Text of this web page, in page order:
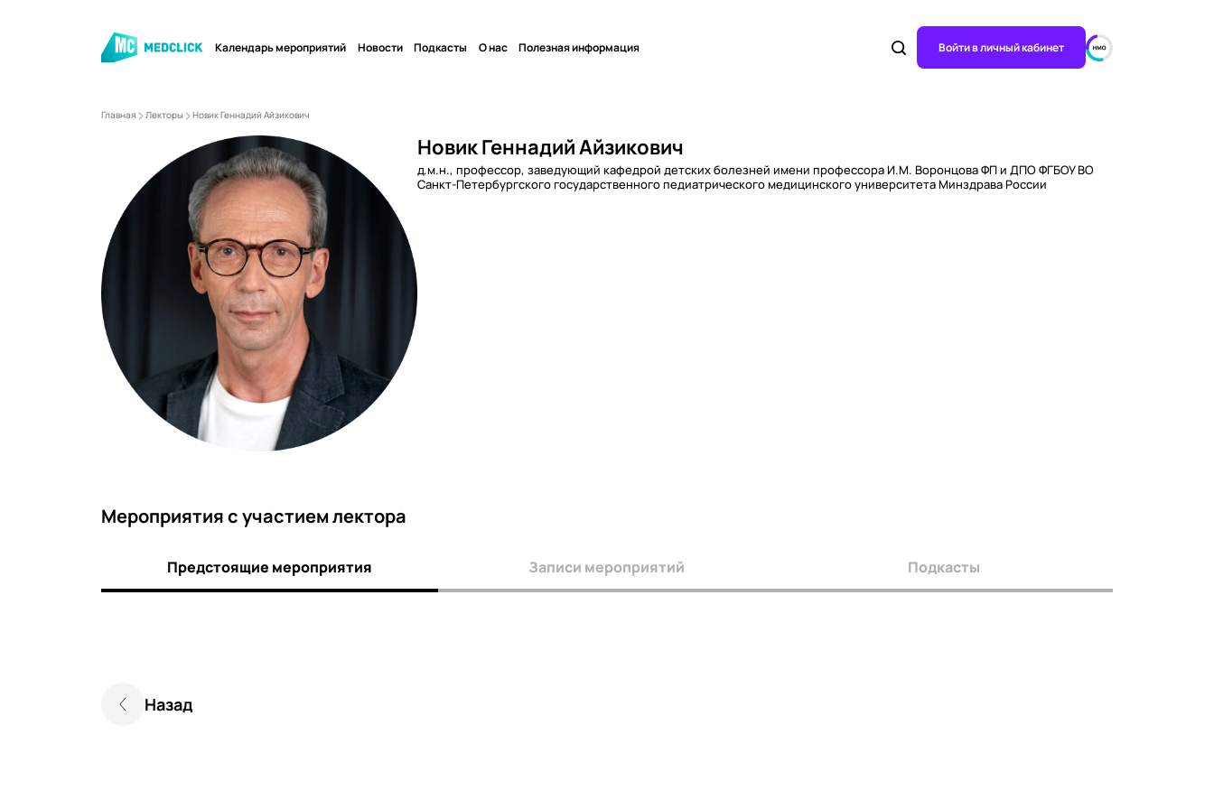
Календарь мероприятий Новости Подкасты О нас Полезная информация Войти в личный кабинет
Главная Лекторы Новик Геннадий Айзикович
Новик Геннадий Айзикович
д.м.н., профессор, заведующий кафедрой детских болезней имени профессора И.М. Воронцова ФП и ДПО ФГБОУ ВО
Санкт-Петербургского государственного педиатрического медицинского университета Минздрава России
Мероприятия c участием лектора
Предстоящие мероприятия Записи мероприятий Подкасты
Назад